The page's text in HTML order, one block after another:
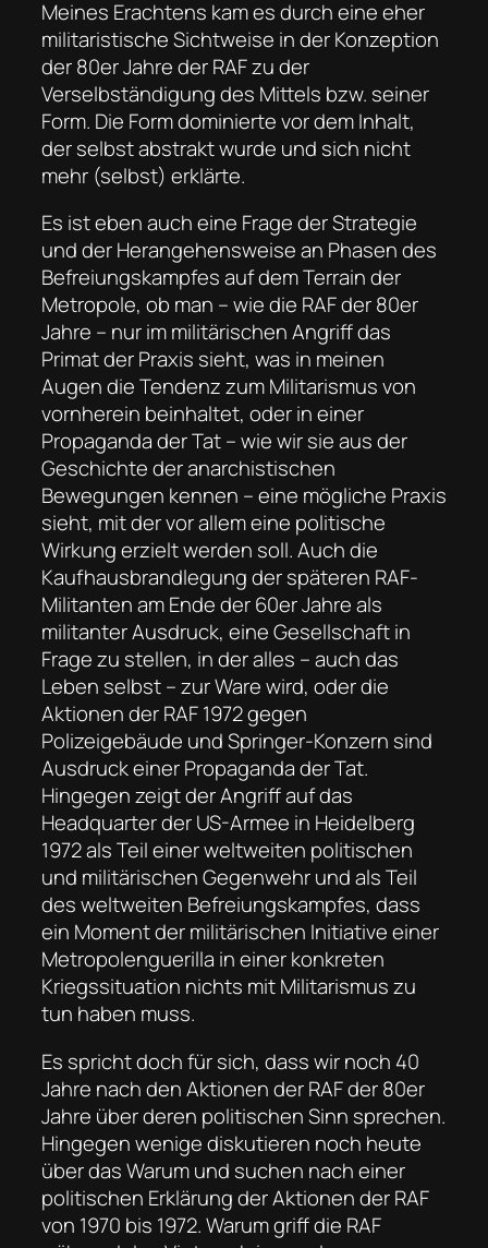
Meines Erachtens kam es durch eine eher
militaristische Sichtweise in der Konzeption
der 80er Jahre der RAF zu der
Verselbständigung des Mittels bzw. seiner
Form. Die Form dominierte vor dem Inhalt,
der selbst abstrakt wurde und sich nicht
mehr (selbst) erklärte.
Es ist eben auch eine Frage der Strategie
und der Herangehensweise an Phasen des
Befreiungskampfes auf dem Terrain der
Metropole, ob man – wie die RAF der 80er
Jahre – nur im militärischen Angriff das
Primat der Praxis sieht, was in meinen
Augen die Tendenz zum Militarismus von
vornherein beinhaltet, oder in einer
Propaganda der Tat – wie wir sie aus der
Geschichte der anarchistischen
Bewegungen kennen – eine mögliche Praxis
sieht, mit der vor allem eine politische
Wirkung erzielt werden soll. Auch die
Kaufhausbrandlegung der späteren RAF-
Militanten am Ende der 60er Jahre als
militanter Ausdruck, eine Gesellschaft in
Frage zu stellen, in der alles – auch das
Leben selbst – zur Ware wird, oder die
Aktionen der RAF 1972 gegen
Polizeigebäude und Springer-Konzern sind
Ausdruck einer Propaganda der Tat.
Hingegen zeigt der Angriff auf das
Headquarter der US-Armee in Heidelberg
1972 als Teil einer weltweiten politischen
und militärischen Gegenwehr und als Teil
des weltweiten Befreiungskampfes, dass
ein Moment der militärischen Initiative einer
Metropolenguerilla in einer konkreten
Kriegssituation nichts mit Militarismus zu
tun haben muss.
Es spricht doch für sich, dass wir noch 40
Jahre nach den Aktionen der RAF der 80er
Jahre über deren politischen Sinn sprechen.
Hingegen wenige diskutieren noch heute
über das Warum und suchen nach einer
politischen Erklärung der Aktionen der RAF
von 1970 bis 1972. Warum griff die RAF